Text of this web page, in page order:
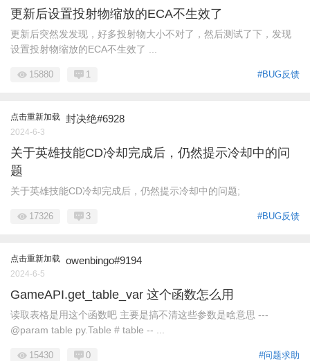
更新后设置投射物缩放的ECA不生效了
更新后突然发发现，好多投射物大小不对了，然后测试了下，发现
设置投射物缩放的ECA不生效了 ...
#BUG反馈
15880 1
点击重新加载 封决绝#6928
2024-6-3
关于英雄技能CD冷却完成后，仍然提示冷却中的问
题
关于英雄技能CD冷却完成后，仍然提示冷却中的问题;
#BUG反馈
17326 3
点击重新加载 owenbingo#9194
2024-6-5
GameAPI.get_table_var 这个函数怎么用
读取表格是用这个函数吧 主要是搞不清这些参数是啥意思 ---
@param table py.Table # table -- ...
#问题求助
15430 0